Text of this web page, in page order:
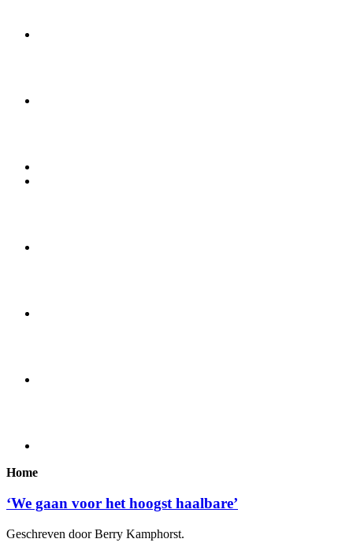
Home
‘We gaan voor het hoogst haalbare’
Geschreven door Berry Kamphorst.